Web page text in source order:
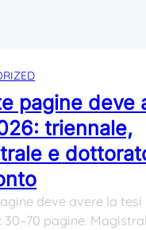
pagine deve
triennale,
e
deve avere la tesi
30–70 pagine.